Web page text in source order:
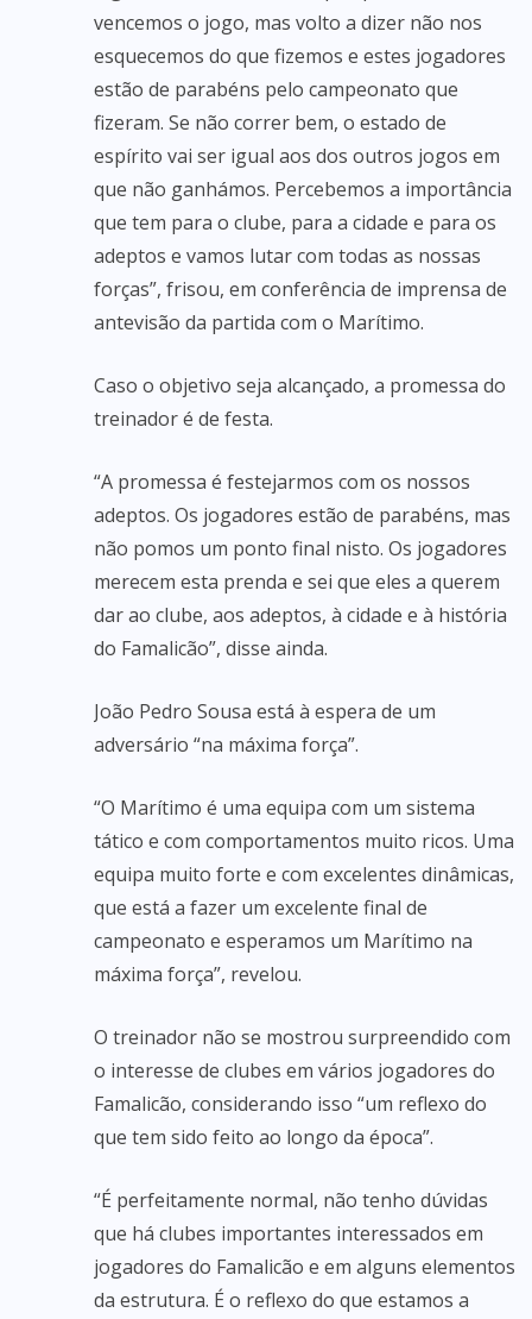
vencemos o jogo, mas volto a dizer não nos
esquecemos do que fizemos e estes jogadores
estão de parabéns pelo campeonato que
fizeram. Se não correr bem, o estado de
espírito vai ser igual aos dos outros jogos em
que não ganhámos. Percebemos a importância
que tem para o clube, para a cidade e para os
adeptos e vamos lutar com todas as nossas
forças”, frisou, em conferência de imprensa de
antevisão da partida com o Marítimo.
Caso o objetivo seja alcançado, a promessa do
treinador é de festa.
“A promessa é festejarmos com os nossos
adeptos. Os jogadores estão de parabéns, mas
não pomos um ponto final nisto. Os jogadores
merecem esta prenda e sei que eles a querem
dar ao clube, aos adeptos, à cidade e à história
do Famalicão”, disse ainda.
João Pedro Sousa está à espera de um
adversário “na máxima força”.
“O Marítimo é uma equipa com um sistema
tático e com comportamentos muito ricos. Uma
equipa muito forte e com excelentes dinâmicas,
que está a fazer um excelente final de
campeonato e esperamos um Marítimo na
máxima força”, revelou.
O treinador não se mostrou surpreendido com
o interesse de clubes em vários jogadores do
Famalicão, considerando isso “um reflexo do
que tem sido feito ao longo da época”.
“É perfeitamente normal, não tenho dúvidas
que há clubes importantes interessados em
jogadores do Famalicão e em alguns elementos
da estrutura. É o reflexo do que estamos a